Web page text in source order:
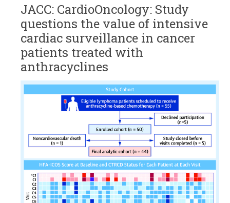
JACC: CardioOncology: Study
questions the value of intensive
cardiac surveillance in cancer
patients treated with
anthracyclines